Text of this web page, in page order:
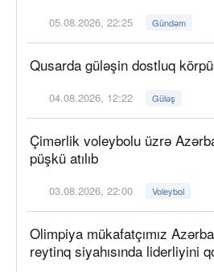
05.08.2026, 22:25 Gündəm
Qusarda güləşin dostluq
04.08.2026, 12:22 Güləş
Çimərlik voleybolu üzrə
püşkü atılıb
03.08.2026, 22:00 Voleybol
Olimpiya mükafatçımız
reytinq siyahısında liderliyini